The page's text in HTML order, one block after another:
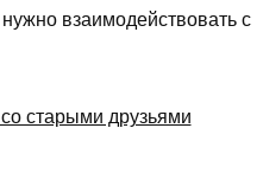
взаимодействовать с